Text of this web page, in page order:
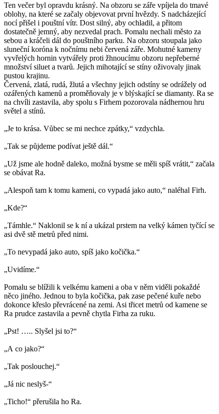
Ten večer byl opravdu krásný. Na obzoru se záře vpíjela do tmavé
oblohy, na které se začaly objevovat první hvězdy. S nadcházející
nocí přišel i pouštní vítr. Dost silný, aby ochladil, a přitom
dostatečně jemný, aby nezvedal prach. Pomalu nechali město za
sebou a kráčeli dál do pouštního parku. Na obzoru stoupala jako
sluneční koróna k nočnímu nebi červená záře. Mohutné kameny
vyvřelých hornin vytvářely proti žhnoucímu obzoru nepřeberné
množství siluet a tvarů. Jejich mihotající se stíny oživovaly jinak
pustou krajinu.
Červená, zlatá, rudá, žlutá a všechny jejich odstíny se odrážely od
ozářených kamenů a proměňovaly je v blýskající se diamanty. Ra se
na chvíli zastavila, aby spolu s Firhem pozorovala nádhernou hru
světel a stínů.
„Je to krása. Vůbec se mi nechce zpátky,“ vzdychla.
„Tak se půjdeme podívat ještě dál.“
„Už jsme ale hodně daleko, možná bysme se měli spíš vrátit,“ začala
se obávat Ra.
„Alespoň tam k tomu kameni, co vypadá jako auto,“ naléhal Firh.
„Kde?“
„Támhle.“ Naklonil se k ní a ukázal prstem na velký kámen tyčící se
asi dvě stě metrů před nimi.
„To nevypadá jako auto, spíš jako kočička.“
„Uvidíme.“
Pomalu se blížili k velkému kameni a oba v něm viděli pokaždé
něco jiného. Jednou to byla kočička, pak zase pečené kuře nebo
dokonce křeslo převrácené na zemi. Asi třicet metrů od kamene se
Ra prudce zastavila a pevně chytla Firha za ruku.
„Pst! ….. Slyšel jsi to?“
„A co jako?“
„Tak poslouchej.“
„Já nic neslyš-“
„Ticho!“ přerušila ho Ra.